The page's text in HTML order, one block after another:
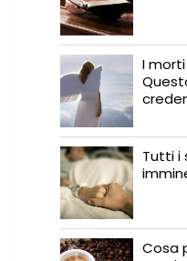
I
Tutti i
Cosa